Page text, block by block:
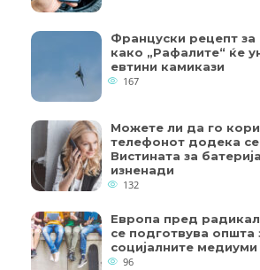
Француски рецепт
како „Рафалите“ ќе
евтини камикази
167
Можете ли да го
телефонот додека се
Вистината за
изненади
132
Европа пред
се подготвува општа
социјалните
96